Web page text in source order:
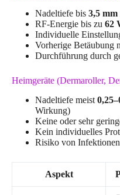
Nadeltiefe bis 3,5 mm
RF-Energie bis zu 62
Individuelle
Vorherige Betäubung
Durchführung durch
Heimgeräte (Dermaroller,
Nadeltiefe meist
Wirkung)
Keine oder sehr
Kein individuelles
Risiko von
Aspekt